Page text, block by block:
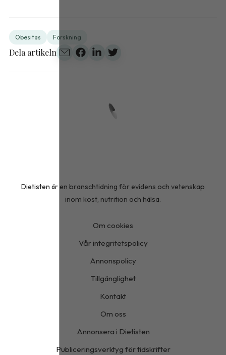
Obesitas Forskning
Dela artikeln
Dietisten är en branschtidning för evidens och vetenskap
inom kost, nutrition och hälsa.
Om cookies
Vår integritetspolicy
Annonspolicy
Tillgänglighet
Kontakt
Om oss
Annonsera i Dietisten
Publiceringsverktyg för tidskrifter